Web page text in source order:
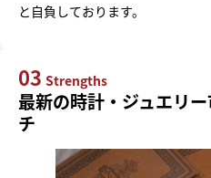
と自負しております。
03 Strengths
最新の時計・ジュエリ
チ